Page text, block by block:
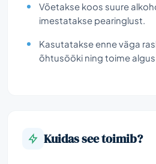
Võetakse koos suure
imestatakse pearinglust.
Kasutatakse enne väga
õhtusööki ning toime algus
Kuidas see toimib?